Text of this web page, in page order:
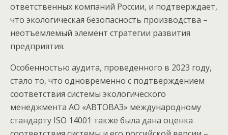
ответственных компаний России, и подтверждает,
что экологическая безопасность производства –
неотъемлемый элемент стратегии развития
предприятия.
Особенностью аудита, проведенного в 2023 году,
стало то, что одновременно с подтверждением
соответствия системы экологического
менеджмента АО «АВТОВАЗ» международному
стандарту ISO 14001 также была дана оценка